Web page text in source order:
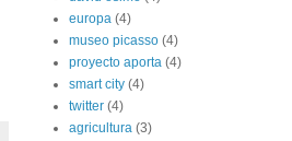
europa (4)
museo picasso (4)
proyecto aporta (4)
smart city (4)
twitter (4)
agricultura (3)